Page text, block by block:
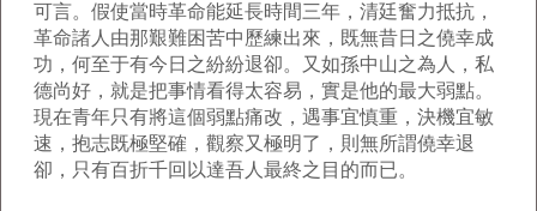
可言。假使當時革命能延長時間三年，清廷奮力抵抗，
革命諸人由那艱難困苦中歷練出來，既無昔日之僥幸成
功，何至于有今日之紛紛退卻。又如孫中山之為人，私
德尚好，就是把事情看得太容易，實是他的最大弱點。
現在青年只有將這個弱點痛改，遇事宜慎重，決機宜敏
速，抱志既極堅確，觀察又極明了，則無所謂僥幸退
卻，只有百折千回以達吾人最終之目的而已。